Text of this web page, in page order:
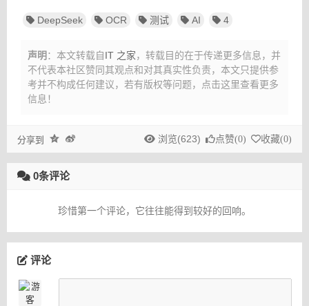
DeepSeek OCR 测试 AI 4
声明：本文转载自IT 之家，转载目的在于传递更多信息，并
不代表本社区赞同其观点和对其真实性负责，本文只提供参
考并不构成任何建议， 若有版权等问题，点击这里查看更多
信息！
分享到 浏览(623) 点赞(0) 收藏(0)
0条评论
珍惜第一个评论，它往往能得到较好的回响。
评论